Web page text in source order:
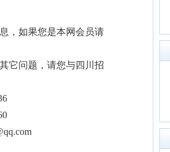
，如果您是本网会员请
它问题，请您与四川招